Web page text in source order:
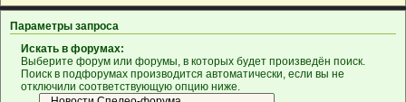
Параметры запроса
Искать в форумах:
Выберите форум или форумы, в которых будет произведён поиск.
Поиск в подфорумах производится автоматически, если вы не
отключили соответствующую опцию ниже.